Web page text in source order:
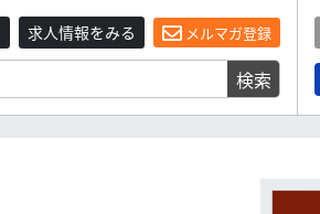
求人情報をみる メルマガ登録
検索